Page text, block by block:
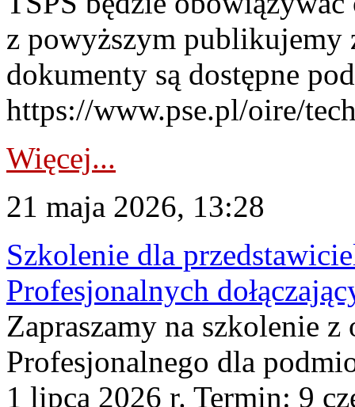
z powyższym publikujemy
dokumenty są dostępne
https://www.pse.pl/oire/
Więcej...
21 maja 2026, 13:28
Szkolenie dla
Profesjonalnych
Zapraszamy na szkolenie
Profesjonalnego dla
1 lipca 2026 r. Termin: 9